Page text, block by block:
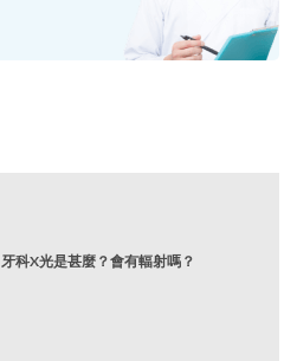
牙科X光是甚麼？會有輻射嗎？